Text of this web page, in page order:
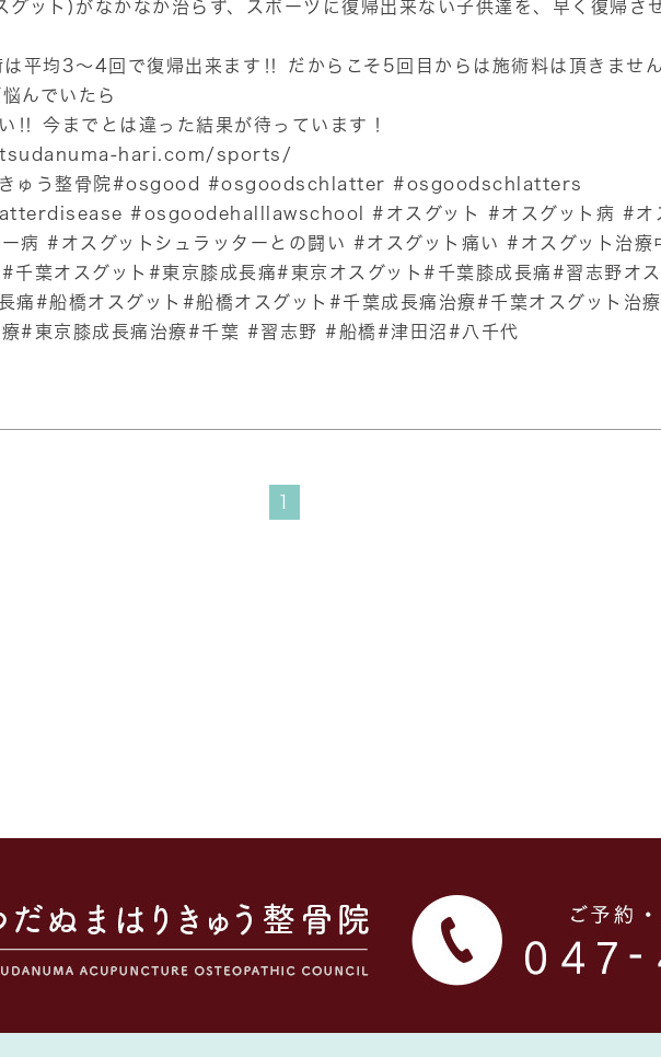
グット)がなかなか治らず、スポーツに復帰出来ない子供達を、早く復帰さ
は平均3〜4回で復帰出来ます‼ ︎だからこそ5回目からは施術料は頂きません
んでいたら
‼︎ 今までとは違った結果が待っています！
hari.com/sports/
きゅう整骨院#osgood #osgoodschlatter #osgoodschlatters
#osgoodehalllawschool #オスグット #オスグット病 #オ
ー病 #オスグットシュラッターとの闘い #オスグット痛い #オスグット治療
千葉オスグット#東京膝成長痛#東京オスグット#千葉膝成長痛#習志野オス
痛#船橋オスグット#船橋オスグット#千葉成長痛治療#千葉オスグット治
療#東京膝成長痛治療#千葉 #習志野 #船橋#津田沼#八千代